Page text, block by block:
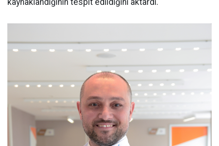
kaynaklandığının tespit edildiğini aktardı.